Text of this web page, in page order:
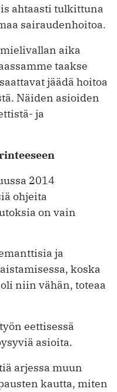
ahtaasti tulkittuna
sairaudenhoitoa.
aika
taakse
jäädä hoitoa
Näiden asioiden
ja
2014
ohjeita
on vain
ja
koska
niin vähän, toteaa
eettisessä
asioita.
arjessa muun
kautta, miten